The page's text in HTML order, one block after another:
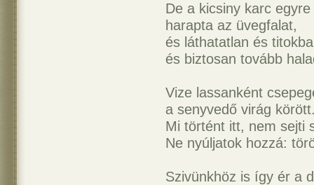
De a kicsiny karc egyre
harapta az üvegfalat,
és láthatatlan és
és biztosan tovább
Vize lassanként
a senyvedő virág
Mi történt itt, nem sejti
Ne nyúljatok hozzá:
Szivünkhöz is így ér a